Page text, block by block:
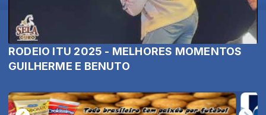
RODEIO ITU 2025 - MELHORES MOMENTOS
GUILHERME E BENUTO